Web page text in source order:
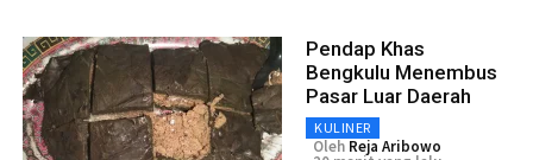
Pendap Khas
Bengkulu Menembus
Pasar Luar Daerah
KULINER
Oleh Reja Aribowo